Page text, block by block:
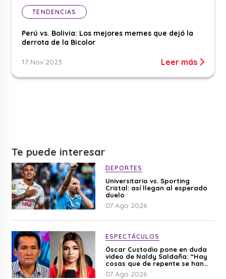
TENDENCIAS
Perú vs. Bolivia: Los mejores memes que dejó la
derrota de la Bicolor
17 Nov 2023 Leer más
Te puede interesar
DEPORTES
Universitario vs. Sporting
Cristal: así llegan al esperado
duelo
07 Ago 2026
ESPECTÁCULOS
Óscar Custodio pone en duda
video de Naldy Saldaña: “Hay
cosas que de repente se han
editado”
07 Ago 2026